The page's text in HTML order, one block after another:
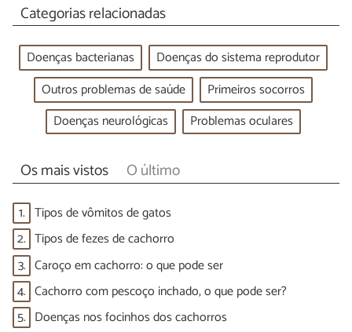
Categorias relacionadas
Doenças bacterianas
Doenças do sistema reprodutor
Outros problemas de saúde
Primeiros socorros
Doenças neurológicas
Problemas oculares
Os mais vistos O último
1. Tipos de vômitos de gatos
2. Tipos de fezes de cachorro
3. Caroço em cachorro: o que pode ser
4. Cachorro com pescoço inchado, o que pode ser?
5. Doenças nos focinhos dos cachorros